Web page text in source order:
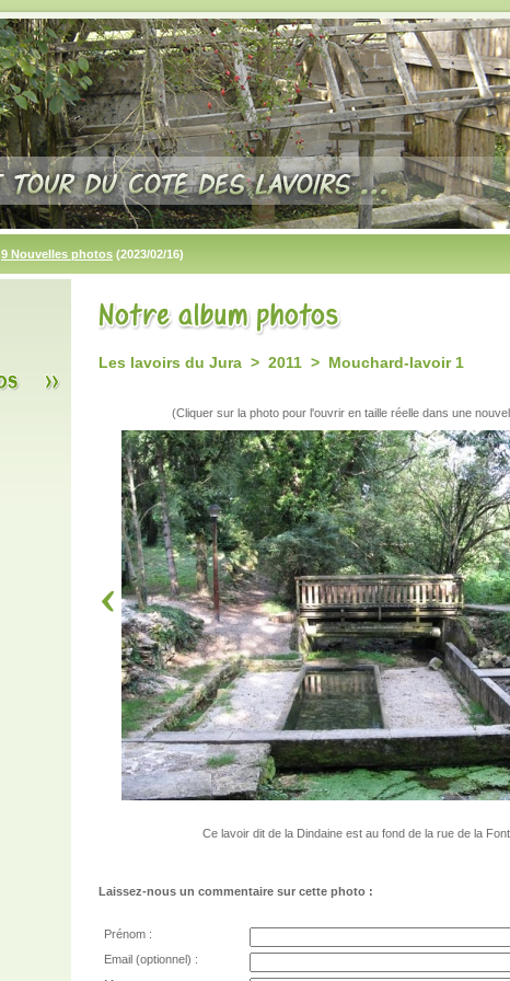
9 Nouvelles photos (2023/02/16)
Les lavoirs du Jura > 2011 > Mouchard-lavoir 1
(Cliquer sur la photo pour l'ouvrir en taille réelle dans une
Ce lavoir dit de la Dindaine est au fond de la rue de la
Laissez-nous un commentaire sur cette photo :
Prénom :
Email (optionnel) :